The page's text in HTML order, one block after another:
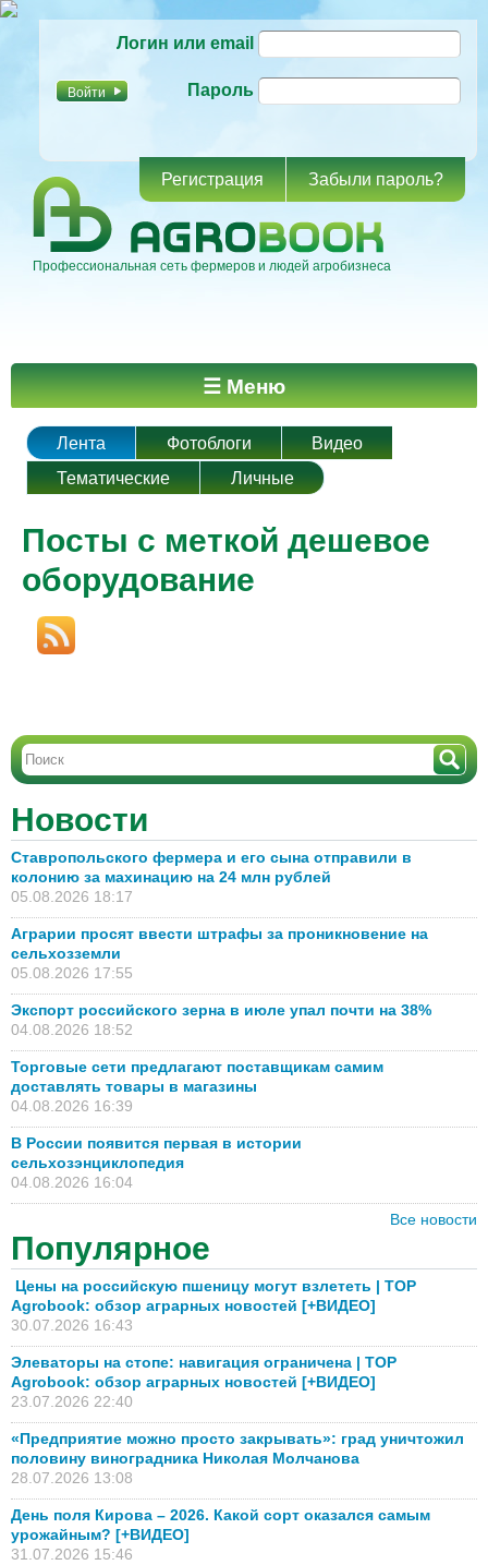
основному
Логин или email
Пароль
Регистрация Забыли пароль?
Профессиональная сеть фермеров и людей агробизнеса
Главное меню ☰ Меню
Лента Фотоблоги
Видео
Тематические
Личные
Посты с меткой дешевое
оборудование
Новости
Ставропольского фермера и его сына отправили в
колонию за махинацию на 24 млн рублей
05.08.2026 18:17
Аграрии просят ввести штрафы за проникновение на
сельхозземли
05.08.2026 17:55
Экспорт российского зерна в июле упал почти на 38%
04.08.2026 18:52
Торговые сети предлагают поставщикам самим
доставлять товары в магазины
04.08.2026 16:39
В России появится первая в истории
сельхозэнциклопедия
04.08.2026 16:04
Все новости
Популярное
Цены на российскую пшеницу могут взлететь | TOP
Agrobook: обзор аграрных новостей [+ВИДЕО]
30.07.2026 16:43
Элеваторы на стопе: навигация ограничена | TOP
Agrobook: обзор аграрных новостей [+ВИДЕО]
23.07.2026 22:40
«Предприятие можно просто закрывать»: град уничтожил
половину виноградника Николая Молчанова
28.07.2026 13:08
День поля Кирова – 2026. Какой сорт оказался самым
урожайным? [+ВИДЕО]
31.07.2026 15:46